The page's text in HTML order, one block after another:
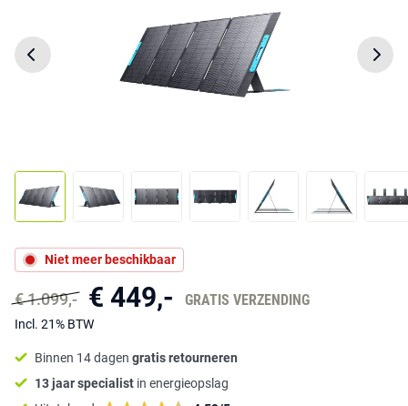
Niet meer beschikbaar
€ 1.099,- € 449,- GRATIS VERZENDING
Incl. 21% BTW
Binnen 14 dagen gratis retourneren
13 jaar specialist in energieopslag